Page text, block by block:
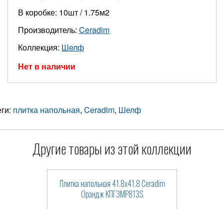
В коробке: 10шт / 1.75м2
Производитель: Ceradim
Коллекция: Шелф
Нет в наличии
плитка напольная, Ceradim, Шелф
Другие товары из этой коллекции
Плитка напольная 41.8x41.8 Ceradim
Орандж КПГ3МР813S